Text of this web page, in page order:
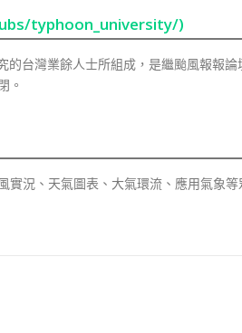
typhoon_university/)
台灣業餘人士所組成，是繼颱風報報
。
況、天氣圖表、大氣環流、應用氣象